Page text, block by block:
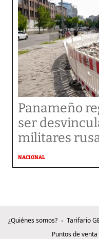
Panameño
ser
militares
NACIONAL
¿Quiénes somos? Tarifario
Puntos de venta